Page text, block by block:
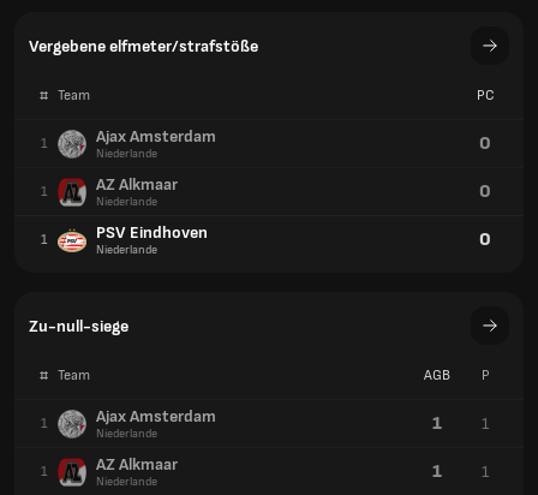
Vergebene elfmeter/strafstöße
# Team PC
1 Ajax Amsterdam
Niederlande 0
1 AZ Alkmaar
Niederlande 0
1 PSV Eindhoven
Niederlande 0
Zu-null-siege
# Team AGB P
1 Ajax Amsterdam
Niederlande 1 1
1 AZ Alkmaar
Niederlande 1 1